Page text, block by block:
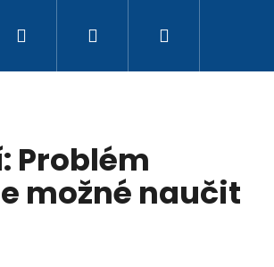
Přihlášení
Problém
možné naučit